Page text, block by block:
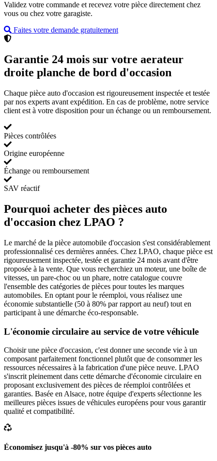
Validez votre commande et recevez votre pièce directement chez
vous ou chez votre garagiste.
Faites votre demande gratuitement
Garantie 24 mois sur votre aerateur
droite planche de bord d'occasion
Chaque pièce auto d'occasion est rigoureusement inspectée et testée
par nos experts avant expédition. En cas de problème, notre service
client est à votre disposition pour un échange ou un remboursement.
Pièces contrôlées
Origine européenne
Échange ou remboursement
SAV réactif
Pourquoi acheter des pièces auto
d'occasion chez LPAO ?
Le marché de la pièce automobile d'occasion s'est considérablement
professionnalisé ces dernières années. Chez LPAO, chaque pièce est
rigoureusement inspectée, testée et garantie 24 mois avant d'être
proposée à la vente. Que vous recherchiez un moteur, une boîte de
vitesses, un pare-choc ou un phare, notre catalogue couvre
l'ensemble des catégories de pièces pour toutes les marques
automobiles. En optant pour le réemploi, vous réalisez une
économie substantielle (50 à 80% par rapport au neuf) tout en
participant à une démarche éco-responsable.
L'économie circulaire au service de votre véhicule
Choisir une pièce d'occasion, c'est donner une seconde vie à un
composant parfaitement fonctionnel plutôt que de consommer les
ressources nécessaires à la fabrication d'une pièce neuve. LPAO
s'inscrit pleinement dans cette démarche d'économie circulaire en
proposant exclusivement des pièces de réemploi contrôlées et
garanties. Basée en Alsace, notre équipe d'experts sélectionne les
meilleures pièces issues de véhicules européens pour vous garantir
qualité et compatibilité.
Économisez jusqu'à -80% sur vos pièces auto